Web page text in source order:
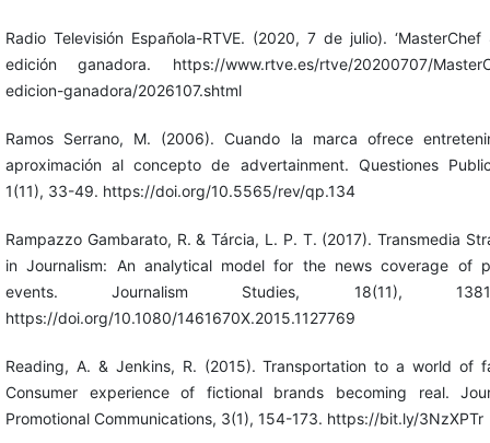
Radio Televisión Española-RTVE. (2020, 7 de julio). ‘MasterChef
edición ganadora. https://www.rtve.es/rtve/20200707/
edicion-ganadora/2026107.shtml
Ramos Serrano, M. (2006). Cuando la marca ofrece
aproximación al concepto de advertainment. Questiones
1(11), 33-49. https://doi.org/10.5565/rev/qp.134
Rampazzo Gambarato, R. & Tárcia, L. P. T. (2017). Transmedia
in Journalism: An analytical model for the news coverage of
events. Journalism Studies, 18(11), 1381-
https://doi.org/10.1080/1461670X.2015.1127769
Reading, A. & Jenkins, R. (2015). Transportation to a world of
Consumer experience of fictional brands becoming real.
Promotional Communications, 3(1), 154-173. https://bit.ly/3NzXPTr